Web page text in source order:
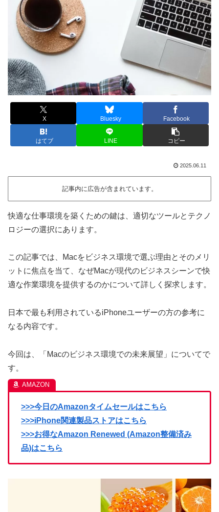
X Bluesky Facebook
はてブ LINE コピー
2025.06.11
記事内に広告が含まれています。
快適な仕事環境を築くための鍵は、適切なツールとテクノ
ロジーの選択にあります。
この記事では、Macをビジネス環境で選ぶ理由とそのメリ
ットに焦点を当て、なぜMacが現代のビジネスシーンで快
適な作業環境を提供するのかについて詳しく探求します。
日本で最も利用されているiPhoneユーザーの方の参考に
なる内容です。
今回は、「Macのビジネス環境での未来展望」についてで
す。
>>>今日のAmazonタイムセールはこちら
>>>iPhone関連製品ストアはこちら
>>>お得なAmazon Renewed (Amazon整備済み
品)はこちら